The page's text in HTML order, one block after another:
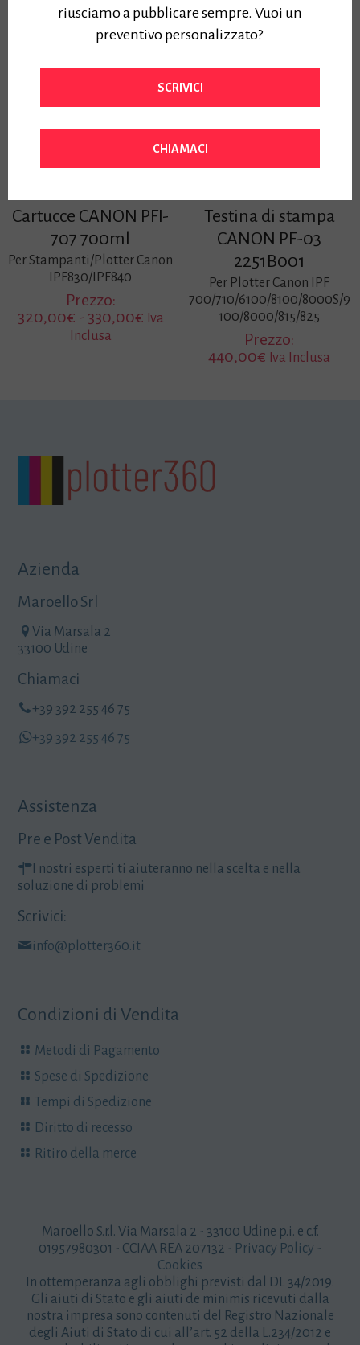
Cartucce CANON PFI-
707 700ml
Per Stampanti/Plotter Canon
IPF830/IPF840
Prezzo:
320,00€ - 330,00€Fascia
Iva
Inclusa
Testina di stampa
CANON PF-03
2251B001
Per Plotter Canon IPF
700/710/6100/8100/8000S/9
100/8000/815/825
Prezzo:
440,00€ Iva Inclusa
Azienda
Maroello Srl
Via Marsala 2
33100 Udine
Chiamaci
+39 392 255 46 75
+39 392 255 46 75
Assistenza
Pre e Post Vendita
I nostri esperti ti aiuteranno nella scelta e nella
soluzione di problemi
Scrivici:
info@plotter360.it
Condizioni di Vendita
Metodi di Pagamento
Spese di Spedizione
Tempi di Spedizione
Diritto di recesso
Ritiro della merce
Maroello S.r.l. Via Marsala 2 - 33100 Udine p.i. e c.f.
01957980301 - CCIAA REA 207132 - Privacy Policy -
Cookies
In ottemperanza agli obblighi previsti dal DL 34/2019.
Gli aiuti di Stato e gli aiuti de minimis ricevuti dalla
nostra impresa sono contenuti del Registro Nazionale
degli Aiuti di Stato di cui all’art. 52 della L.234/2012 e
riusciamo a pubblicare sempre. Vuoi un
preventivo personalizzato?
SCRIVICI
CHIAMACI